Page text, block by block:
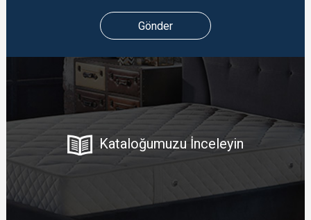
Gönder
Kataloğumuzu İnceleyin